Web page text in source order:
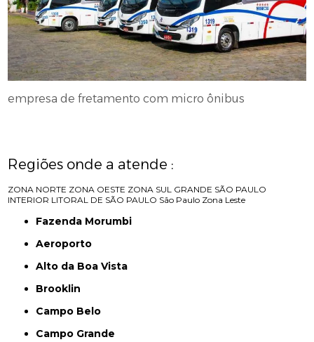
empresa de fretamento com micro ônibus
Regiões onde a atende :
ZONA NORTE ZONA OESTE ZONA SUL GRANDE SÃO PAULO
INTERIOR LITORAL DE SÃO PAULO São Paulo Zona Leste
Fazenda Morumbi
Aeroporto
Alto da Boa Vista
Brooklin
Campo Belo
Campo Grande